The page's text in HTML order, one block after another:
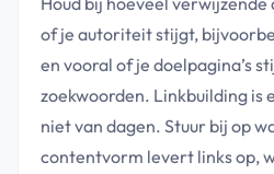
of je autoriteit stijgt,
en vooral of je doelpagina’s
zoekwoorden. Linkbuilding is
niet van dagen. Stuur bij op
contentvorm levert links op,